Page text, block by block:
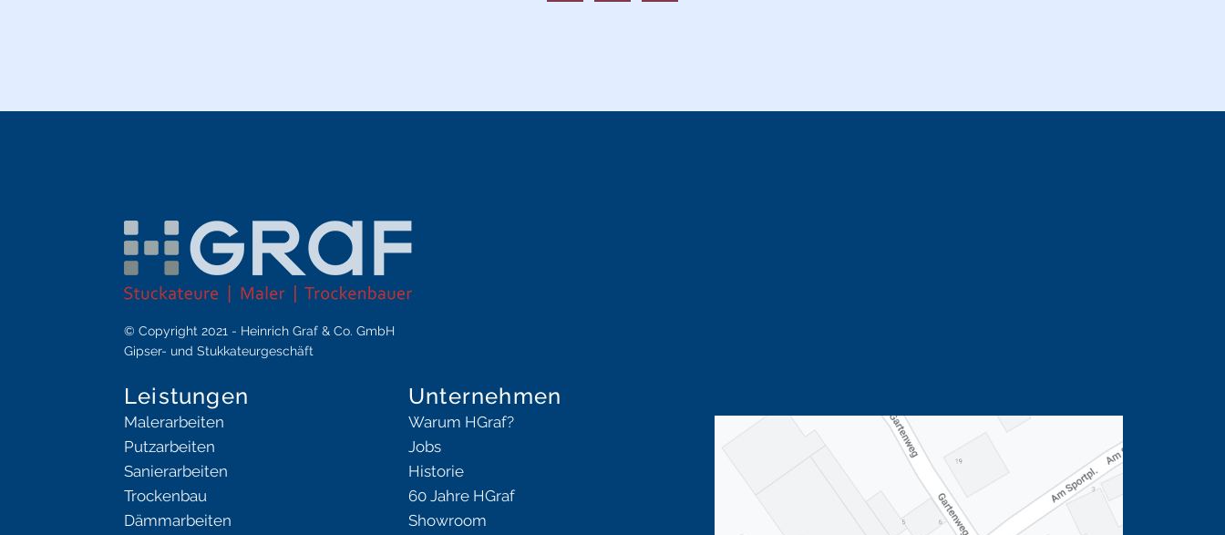
© Copyright 2021 - Heinrich Graf & Co. GmbH
Gipser- und Stukkateurgeschäft
Leistungen
Malerarbeiten
Putzarbeiten
Sanierarbeiten
Trockenbau
Dämmarbeiten
Unternehmen
Warum HGraf?
Jobs
Historie
60 Jahre HGraf
Showroom